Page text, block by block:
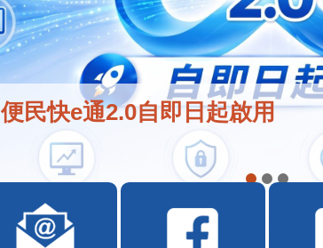
便民快e通2.0自即日起啟用